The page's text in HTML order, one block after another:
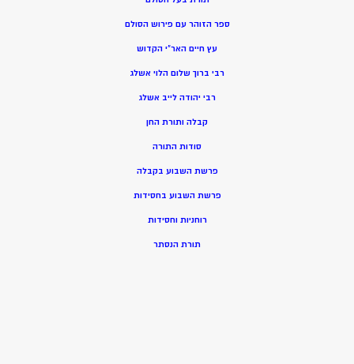
ספר הזוהר עם פירוש הסולם
עץ חיים האר”י הקדוש
רבי ברוך שלום הלוי אשלג
רבי יהודה לייב אשלג
קבלה ותורת החן
סודות התורה
פרשת השבוע בקבלה
פרשת השבוע בחסידות
רוחניות וחסידות
תורת הנסתר